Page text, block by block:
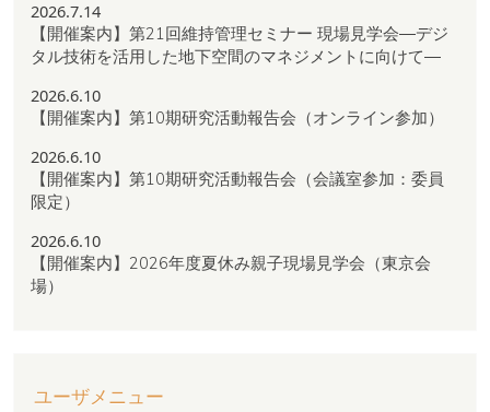
2026.7.14
【開催案内】第21回維持管理セミナー 現場見学会―デジ
タル技術を活用した地下空間のマネジメントに向けて―
2026.6.10
【開催案内】第10期研究活動報告会（オンライン参加）
2026.6.10
【開催案内】第10期研究活動報告会（会議室参加：委員
限定）
2026.6.10
【開催案内】2026年度夏休み親子現場見学会（東京会
場）
ユーザメニュー